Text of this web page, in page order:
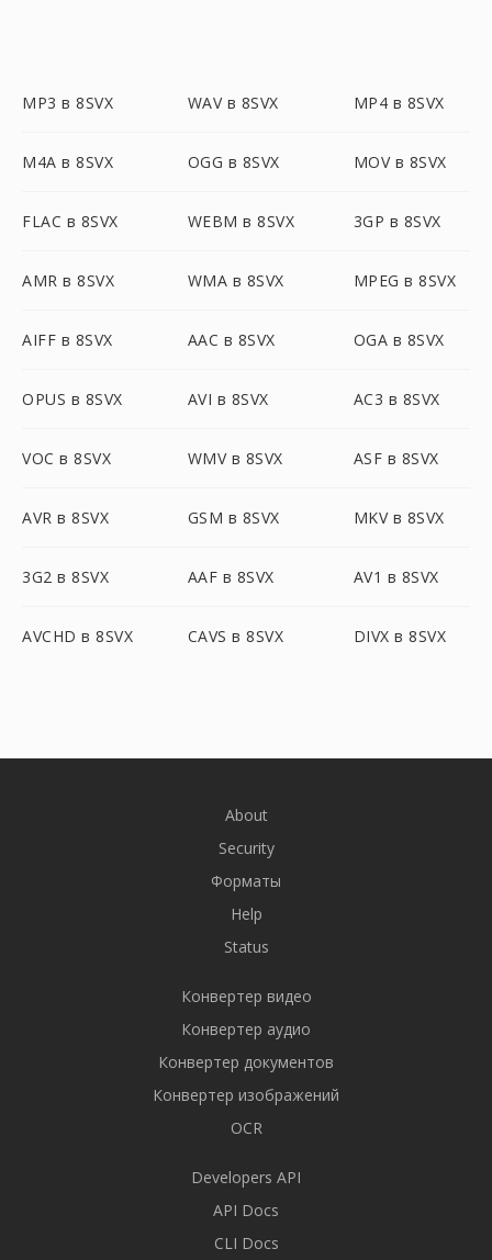
MP3 в 8SVX WAV в 8SVX MP4 в 8SVX
M4A в 8SVX OGG в 8SVX MOV в 8SVX
FLAC в 8SVX WEBM в 8SVX 3GP в 8SVX
AMR в 8SVX WMA в 8SVX MPEG в 8SVX
AIFF в 8SVX AAC в 8SVX OGA в 8SVX
OPUS в 8SVX AVI в 8SVX AC3 в 8SVX
VOC в 8SVX WMV в 8SVX ASF в 8SVX
AVR в 8SVX GSM в 8SVX MKV в 8SVX
3G2 в 8SVX AAF в 8SVX AV1 в 8SVX
AVCHD в 8SVX CAVS в 8SVX DIVX в 8SVX
About
Security
Форматы
Help
Status
Конвертер видео
Конвертер аудио
Конвертер документов
Конвертер изображений
OCR
Developers API
API Docs
CLI Docs